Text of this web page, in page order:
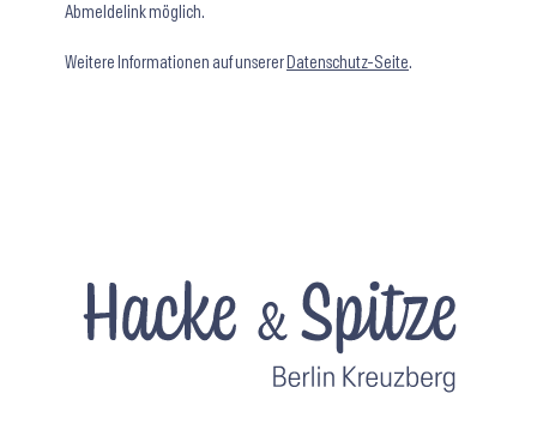
Abmeldelink möglich.
Weitere Informationen auf unserer Datenschutz-Seite.